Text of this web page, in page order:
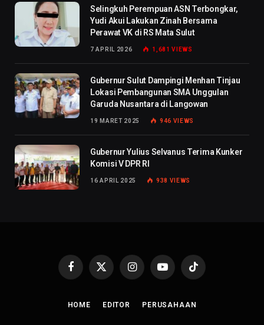
Selingkuh Perempuan ASN Terbongkar,
Yudi Akui Lakukan Zinah Bersama
Perawat VK di RS Mata Sulut
7 APRIL 2026 1,681VIEWS
Gubernur Sulut Dampingi Menhan Tinjau
Lokasi Pembangunan SMA Unggulan
Garuda Nusantara di Langowan
19 MARET 2025 946 VIEWS
Gubernur Yulius Selvanus Terima Kunker
Komisi V DPR RI
16 APRIL 2025 938 VIEWS
Facebook
X
InstagramYouTubeTikTok
HOME EDITOR PERUSAHAAN